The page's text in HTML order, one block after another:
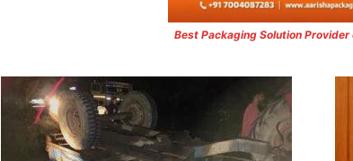
Best Packaging Solution Provider